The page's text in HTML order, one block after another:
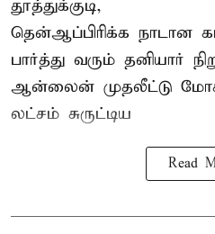
தூத்துக்குடி,
தென்ஆப்பிரிக்க நாடான
பார்த்து வரும் தனியார்
ஆன்லைன் முதலீட்டு
லட்சம் சுருட்டிய
Read